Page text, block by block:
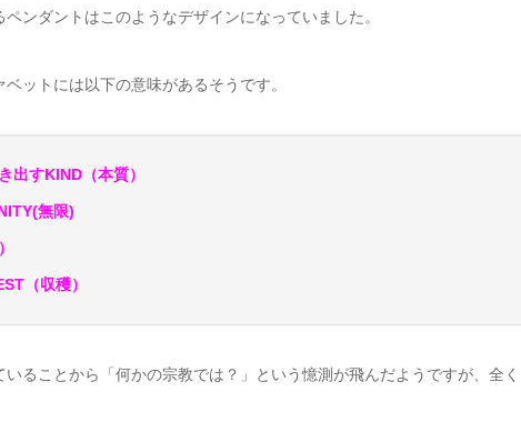
ンダントはこのようなデザインになっていました。
ットには以下の意味があるそうです。
出すKIND（本質）
無限)
（収穫）
ることから「何かの宗教では？」という憶測が飛んだようですが、全く